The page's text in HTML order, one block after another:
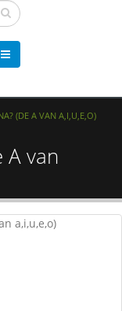
(DE A VAN A,I,U,E,O)
A van
a,i,u,e,o)